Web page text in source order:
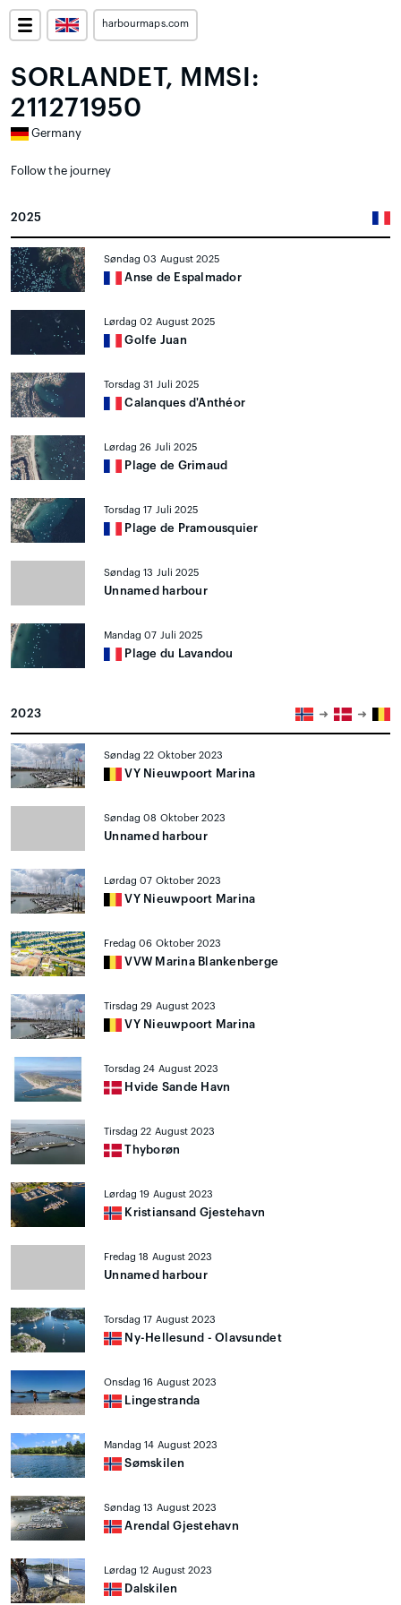
harbourmaps.com
SORLANDET, MMSI:
211271950
Germany
Follow the journey
2025
Søndag 03 August 2025
Anse de Espalmador
Lørdag 02 August 2025
Golfe Juan
Torsdag 31 Juli 2025
Calanques d'Anthéor
Lørdag 26 Juli 2025
Plage de Grimaud
Torsdag 17 Juli 2025
Plage de Pramousquier
Søndag 13 Juli 2025
Unnamed harbour
Mandag 07 Juli 2025
Plage du Lavandou
2023
Søndag 22 Oktober 2023
VY Nieuwpoort Marina
Søndag 08 Oktober 2023
Unnamed harbour
Lørdag 07 Oktober 2023
VY Nieuwpoort Marina
Fredag 06 Oktober 2023
VVW Marina Blankenberge
Tirsdag 29 August 2023
VY Nieuwpoort Marina
Torsdag 24 August 2023
Hvide Sande Havn
Tirsdag 22 August 2023
Thyborøn
Lørdag 19 August 2023
Kristiansand Gjestehavn
Fredag 18 August 2023
Unnamed harbour
Torsdag 17 August 2023
Ny-Hellesund - Olavsundet
Onsdag 16 August 2023
Lingestranda
Mandag 14 August 2023
Sømskilen
Søndag 13 August 2023
Arendal Gjestehavn
Lørdag 12 August 2023
Dalskilen